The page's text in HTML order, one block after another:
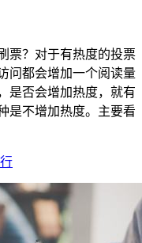
票？对于有热度的投票
问都会增加一个阅读量
是否会增加热度，就有
是不增加热度。主要看